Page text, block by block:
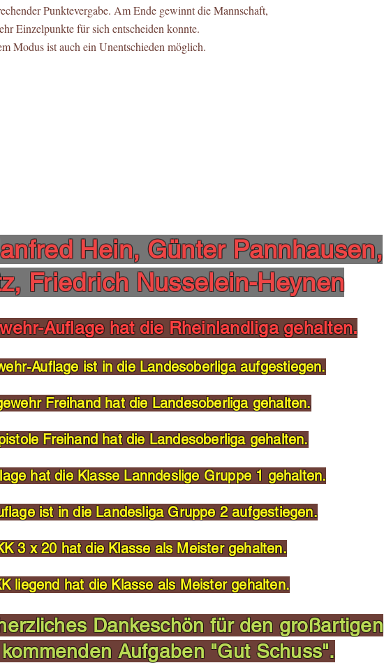
Punktevergabe. Am Ende gewinnt die Mannschaft,
Einzelpunkte für sich entscheiden konnte.
Modus ist auch ein Unentschieden möglich.
Hein, Günter Pannhausen,
Friedrich Nusselein-Heynen
Auflage hat die Rheinlandliga gehalten.
Auflage ist in die Landesoberliga aufgestiegen.
Freihand hat die Landesoberliga gehalten.
Freihand hat die Landesoberliga gehalten.
hat die Klasse Lanndeslige Gruppe 1 gehalten.
ist in die Landesliga Gruppe 2 aufgestiegen.
3 x 20 hat die Klasse als Meister gehalten.
liegend hat die Klasse als Meister gehalten.
Dankeschön für den großartigen
Aufgaben "Gut Schuss".